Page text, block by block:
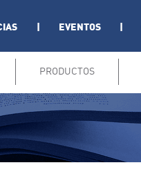
| EVENTOS |
PRODUCTOS